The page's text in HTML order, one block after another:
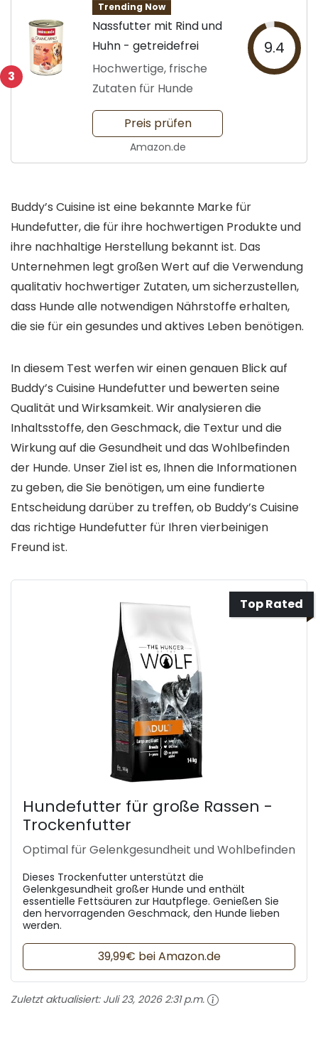
3
Trending Now
Nassfutter mit Rind und
Huhn - getreidefrei
Hochwertige, frische
Zutaten für Hunde
9.4
Preis prüfen
Amazon.de
Buddy’s Cuisine ist eine bekannte Marke für
Hundefutter, die für ihre hochwertigen Produkte und
ihre nachhaltige Herstellung bekannt ist. Das
Unternehmen legt großen Wert auf die Verwendung
qualitativ hochwertiger Zutaten, um sicherzustellen,
dass Hunde alle notwendigen Nährstoffe erhalten,
die sie für ein gesundes und aktives Leben benötigen.
In diesem Test werfen wir einen genauen Blick auf
Buddy’s Cuisine Hundefutter und bewerten seine
Qualität und Wirksamkeit. Wir analysieren die
Inhaltsstoffe, den Geschmack, die Textur und die
Wirkung auf die Gesundheit und das Wohlbefinden
der Hunde. Unser Ziel ist es, Ihnen die Informationen
zu geben, die Sie benötigen, um eine fundierte
Entscheidung darüber zu treffen, ob Buddy’s Cuisine
das richtige Hundefutter für Ihren vierbeinigen
Freund ist.
Top Rated
Hundefutter für große Rassen -
Trockenfutter
Optimal für Gelenkgesundheit und Wohlbefinden
Dieses Trockenfutter unterstützt die
Gelenkgesundheit großer Hunde und enthält
essentielle Fettsäuren zur Hautpflege. Genießen Sie
den hervorragenden Geschmack, den Hunde lieben
werden.
39,99€ bei Amazon.de
Zuletzt aktualisiert: Juli 23, 2026 2:31 p.m.